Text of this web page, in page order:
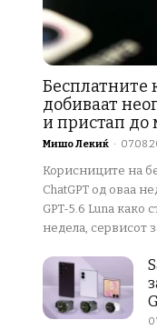
Бесплатните
добиваат
и пристап до
Мишо Лекиќ -
Корисниците на
ChatGPT од оваа
GPT-5.6 Luna како
недела, сервисот